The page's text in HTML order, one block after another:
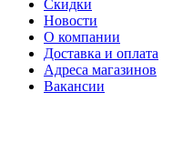
Скидки
Новости
О компании
Доставка и оплата
Адреса магазинов
Вакансии